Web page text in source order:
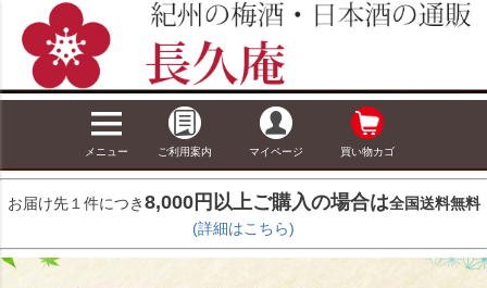
メニュー ご利用案内 マイページ 買い物カゴ
お届け先１件につき8,000円以上ご購入の場合は全国送料無料
(詳細はこちら)